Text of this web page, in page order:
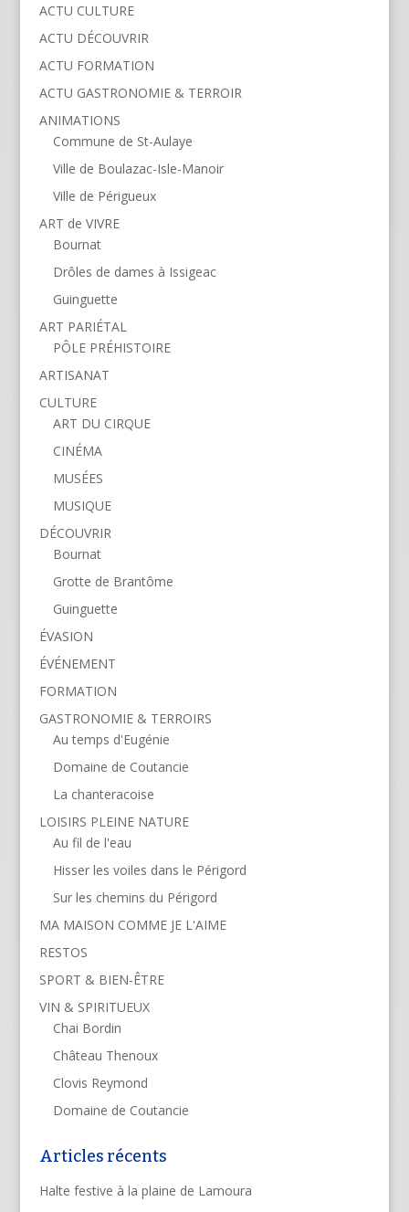
ACTU CULTURE
ACTU DÉCOUVRIR
ACTU FORMATION
ACTU GASTRONOMIE & TERROIR
ANIMATIONS
Commune de St-Aulaye
Ville de Boulazac-Isle-Manoir
Ville de Périgueux
ART de VIVRE
Bournat
Drôles de dames à Issigeac
Guinguette
ART PARIÉTAL
PÔLE PRÉHISTOIRE
ARTISANAT
CULTURE
ART DU CIRQUE
CINÉMA
MUSÉES
MUSIQUE
DÉCOUVRIR
Bournat
Grotte de Brantôme
Guinguette
ÉVASION
ÉVÉNEMENT
FORMATION
GASTRONOMIE & TERROIRS
Au temps d'Eugénie
Domaine de Coutancie
La chanteracoise
LOISIRS PLEINE NATURE
Au fil de l'eau
Hisser les voiles dans le Périgord
Sur les chemins du Périgord
MA MAISON COMME JE L'AIME
RESTOS
SPORT & BIEN-ÊTRE
VIN & SPIRITUEUX
Chai Bordin
Château Thenoux
Clovis Reymond
Domaine de Coutancie
Articles récents
Halte festive à la plaine de Lamoura